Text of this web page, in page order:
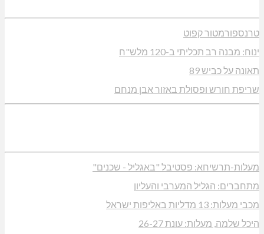
טרנספורמטור קפוט
ינוח: מבנה רב תכליתי ב-120 מלש"ח
תאונה על כביש 89
שריפת חורש ופסולת באזור אבן מנחם
מעלות-תרשיחא: פסטיבל "באגליל - שכנים"
מתחברים: הגליל המערבי והעליון
מכבי מעלות: 13 מדליות באליפות ישראל
היכל שלמה, מעלות: עונת 26-27